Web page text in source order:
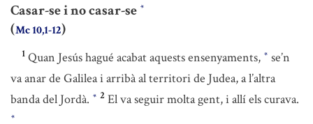
Casar-se i no casar-se *
(Mc 10,1-12)
1 Quan Jesús hagué acabat aquests ensenyaments, * se’n
va anar de Galilea i arribà al territori de Judea, a l’altra
banda del Jordà. * 2 El va seguir molta gent, i allí els curava.
*